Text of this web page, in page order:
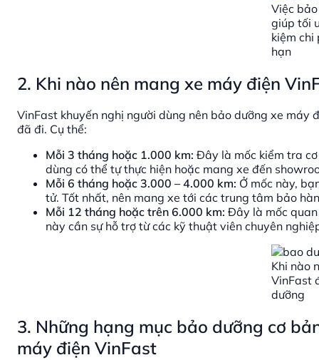
Việc
giúp tối
kiệm chi
hạn
2. Khi nào nên mang xe máy điện
VinFast khuyến nghị người dùng nên bảo dưỡng xe
đã đi. Cụ thể:
Mỗi 3 tháng hoặc 1.000 km: Đây là mốc kiểm tra
dùng có thể tự thực hiện hoặc mang xe đến
Mỗi 6 tháng hoặc 3.000 – 4.000 km: Ở mốc này,
tử. Tốt nhất, nên mang xe tới các trung tâm bảo
Mỗi 12 tháng hoặc trên 6.000 km: Đây là mốc
này cần sự hỗ trợ từ các kỹ thuật viên chuyên
Khi nào
VinFast
dưỡng
3. Những hạng mục bảo dưỡng cơ
máy điện VinFast